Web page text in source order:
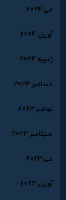
می 2024
آوریل 2024
ژانویه 2024
دسامبر 2023
نوامبر 2023
سپتامبر 2023
می 2023
آوریل 2023